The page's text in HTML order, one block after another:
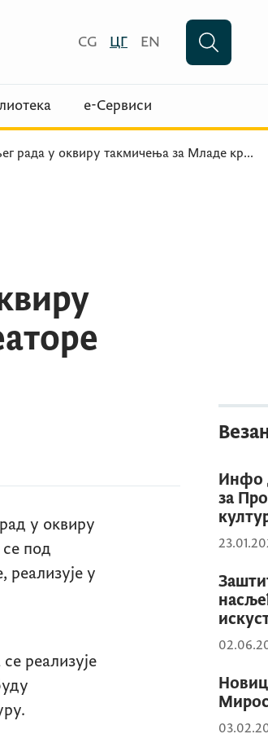
CG ЦГ EN
е-Сервиси
рада у оквиру такмичења за Младе кр...
у оквиру
под
реализује у
реализује
Инфо
за